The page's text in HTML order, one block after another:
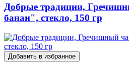
Добрые традиции,
банан", стекло, 150 гр
Добавить в избранное